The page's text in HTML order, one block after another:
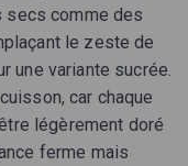
secs comme des
le zeste de
une variante sucrée.
car chaque
légèrement doré
ferme mais